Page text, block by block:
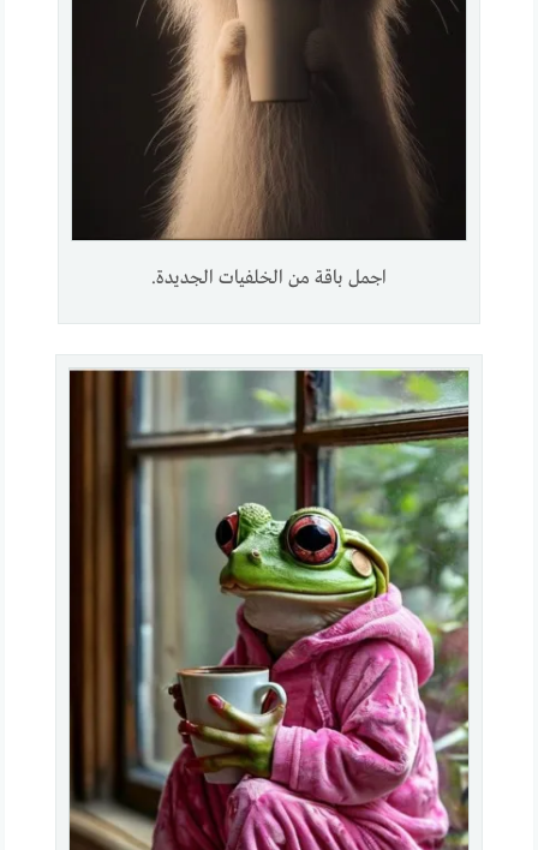
اجمل باقة من الخلفيات الجديدة.